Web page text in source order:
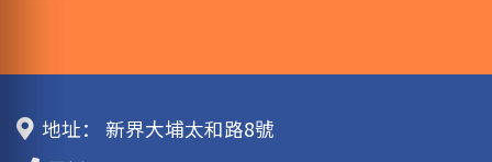
地址：
新界大埔太和路8號